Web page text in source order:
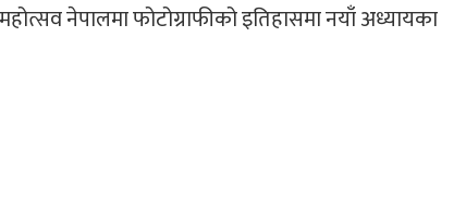
नेपालमा फोटोग्राफीको इतिहासमा नयाँ अध्यायका